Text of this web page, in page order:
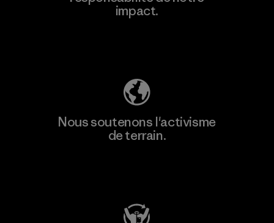
impact.
Nous soutenons l'activisme
de terrain.